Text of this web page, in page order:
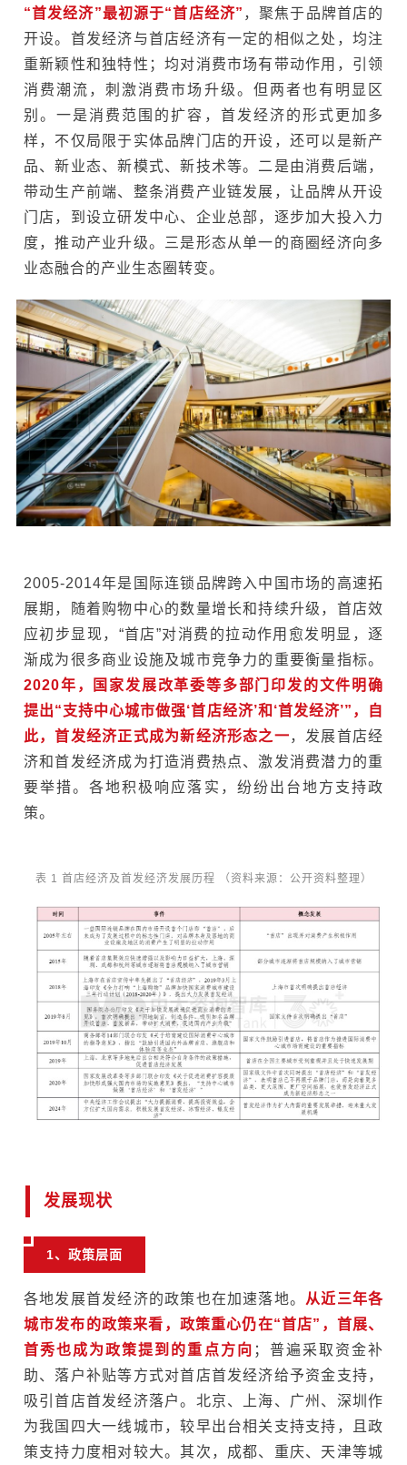
“首发经济”最初源于“首店经济” ，聚焦于品牌首店的
开设。首发经济与首店经济有一定的相似之处，均注
重新颖性和独特性；均对消费市场有带动作用，引领
消费潮流，刺激消费市场升级。但两者也有明显区
别。一是消费范围的扩容，首发经济的形式更加多
样，不仅局限于实体品牌门店的开设，还可以是新产
品、新业态、新模式、新技术等。二是由消费后端，
带动生产前端、整条消费产业链发展，让品牌从开设
门店，到设立研发中心、企业总部 ，逐步加大投入力
度，推动产业升级。三是形态从单一的商圈经济向多
业态融合的产业生态圈转变。
2005-2014年是国际连锁品牌跨入中国市场的高速拓
展期，随着购物中心的数量增长和持续升级，首店效
应初步显现，“首店”对消费的拉动作用愈发明显，逐
渐成为很多商业设施及城市竞争力的重要衡量指标。
2020年，国家发展改革委等多部门印发的文件明确
提出“支持中心城市做强‘首店经济’和‘首发经济’”，自
此，首发经济正式成为新经济形态之一，发展首店经
济和首发经济成为打造消费热点、激发消费潜力的重
要举措。各地积极响应落实，纷纷出台地方支持政
策。
表 1 首店经济及首发经济发展历程 （资料来源：公开资料整理）
发展现状
1、政策层面
各地发展首发经济的政策也在加速落地。 从近三年各
城市发布的政策来看，政策重心仍在“首店”，首展、
首秀也成为政策提到的重点方向 ；普遍采取资金补
助、落户补贴等方式对首店首发经济给予资金支持，
吸引首店首发经济落户。北京、上海、广州、深圳作
为我国四大一线城市，较早出台相关支持支持，且政
策支持力度相对较大。其次，成都、重庆、天津等城